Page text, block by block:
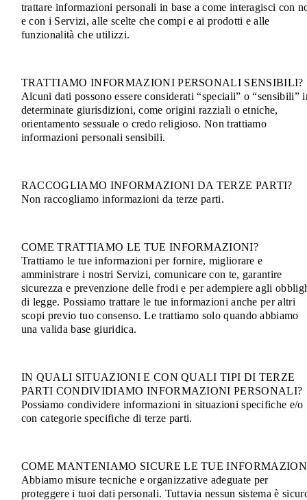
trattare informazioni personali in base a come interagisci con
e con i Servizi, alle scelte che compi e ai prodotti e alle
funzionalità che utilizzi.
TRATTIAMO INFORMAZIONI PERSONALI SENSIBILI?
Alcuni dati possono essere considerati “speciali” o “sensibili”
determinate giurisdizioni, come origini razziali o etniche,
orientamento sessuale o credo religioso. Non trattiamo
informazioni personali sensibili.
RACCOGLIAMO INFORMAZIONI DA TERZE PARTI?
Non raccogliamo informazioni da terze parti.
COME TRATTIAMO LE TUE INFORMAZIONI?
Trattiamo le tue informazioni per fornire, migliorare e
amministrare i nostri Servizi, comunicare con te, garantire
sicurezza e prevenzione delle frodi e per adempiere agli
di legge. Possiamo trattare le tue informazioni anche per altri
scopi previo tuo consenso. Le trattiamo solo quando abbiamo
una valida base giuridica.
IN QUALI SITUAZIONI E CON QUALI TIPI DI TERZE
PARTI CONDIVIDIAMO INFORMAZIONI PERSONALI?
Possiamo condividere informazioni in situazioni specifiche e/o
con categorie specifiche di terze parti.
COME MANTENIAMO SICURE LE TUE
Abbiamo misure tecniche e organizzative adeguate per
proteggere i tuoi dati personali. Tuttavia nessun sistema è